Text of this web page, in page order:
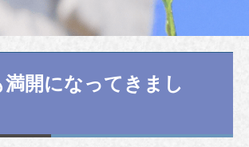
満開になってきまし